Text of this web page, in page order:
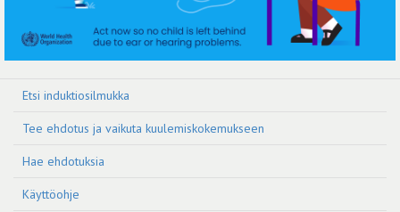
Etsi induktiosilmukka
Tee ehdotus ja vaikuta kuulemiskokemukseen
Hae ehdotuksia
Käyttöohje